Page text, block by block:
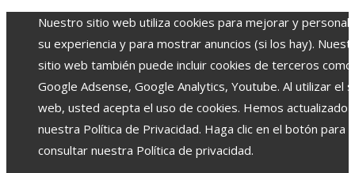
Nuestro sitio web utiliza cookies para mejorar y
su experiencia y para mostrar anuncios (si los hay).
sitio web también puede incluir cookies de terceros como
Google Adsense, Google Analytics, Youtube. Al utilizar el
web, usted acepta el uso de cookies. Hemos actualizado
nuestra Política de Privacidad. Haga clic en el botón para
consultar nuestra Política de privacidad.